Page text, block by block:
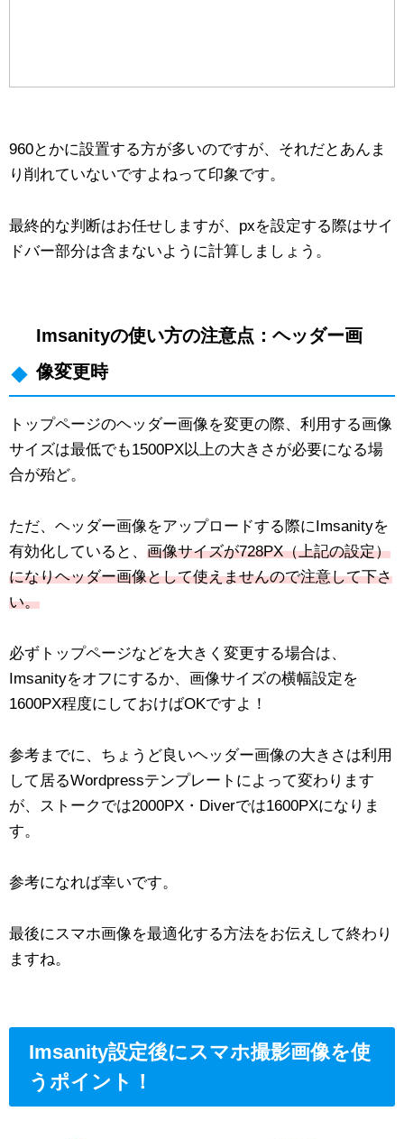
960とかに設置する方が多いのですが、それだとあんま
り削れていないですよねって印象です。
最終的な判断はお任せしますが、pxを設定する際はサイ
ドバー部分は含まないように計算しましょう。
Imsanityの使い方の注意点：ヘッダー画
像変更時
トップページのヘッダー画像を変更の際、利用する画像
サイズは最低でも1500PX以上の大きさが必要になる場
合が殆ど。
ただ、ヘッダー画像をアップロードする際にImsanityを
有効化していると、 画像サイズが728PX（上記の設定）
になりヘッダー画像として使えませんので注意して下さ
い。
必ずトップページなどを大きく変更する場合は、
Imsanityをオフにするか、画像サイズの横幅設定を
1600PX程度にしておけばOKですよ！
参考までに、ちょうど良いヘッダー画像の大きさは利用
して居るWordpressテンプレートによって変わります
が、ストークでは2000PX・Diverでは1600PXになりま
す。
参考になれば幸いです。
最後にスマホ画像を最適化する方法をお伝えして終わり
ますね。
Imsanity設定後にスマホ撮影画像を使
うポイント！